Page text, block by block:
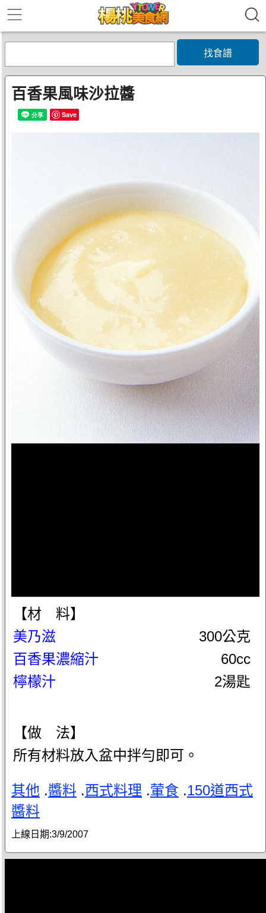
找食譜
百香果風味沙拉醬
Save
【材 料】
美乃滋
300公克
百香果濃縮汁
60cc
檸檬汁
2湯匙
【做 法】
所有材料放入盆中拌勻即可。
其他 .醬料 .西式料理 .葷食 .150道西式
醬料
上線日期:3/9/2007